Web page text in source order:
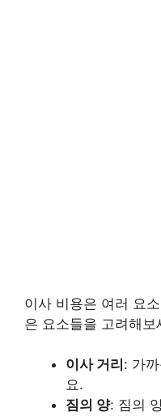
이사 비용은 여러 요
은 요소들을 고려해보
이사 거리 : 가
요.
짐의 양: 짐의